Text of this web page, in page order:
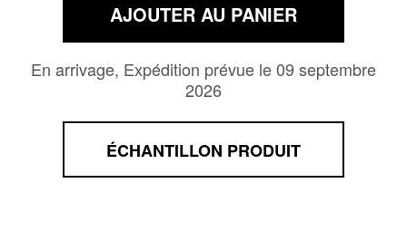
AJOUTER AU PANIER
En arrivage, Expédition prévue le 09 septembre
2026
ÉCHANTILLON PRODUIT